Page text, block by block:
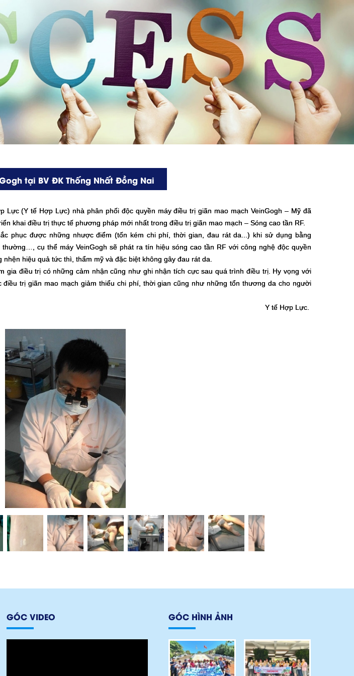
tại BV ĐK Thống Nhất Đồng Nai
Lực (Y tế Hợp Lực) nhà phân phối độc quyền máy điều trị giãn mao mạch VeinGogh – Mỹ đã
khai điều trị thực tế phương pháp mới nhất trong điều trị giãn mao mạch – Sóng cao tần RF.
phục được những nhược điểm (tốn kém chi phí, thời gian, đau rát da...) khi sử dụng bằng
cụ thể máy VeinGogh sẽ phát ra tín hiệu sóng cao tần RF với công nghệ độc quyền
hiệu quả tức thì, thẩm mỹ và đặc biệt không gây đau rát da.
gia điều trị có những cảm nhận cũng như ghi nhận tích cực sau quá trình điều trị. Hy vọng với
điều trị giãn mao mạch giảm thiểu chi phí, thời gian cũng như những tổn thương da cho người
Y tế Hợp Lực.
GÓC VIDEO GÓC HÌNH ẢNH